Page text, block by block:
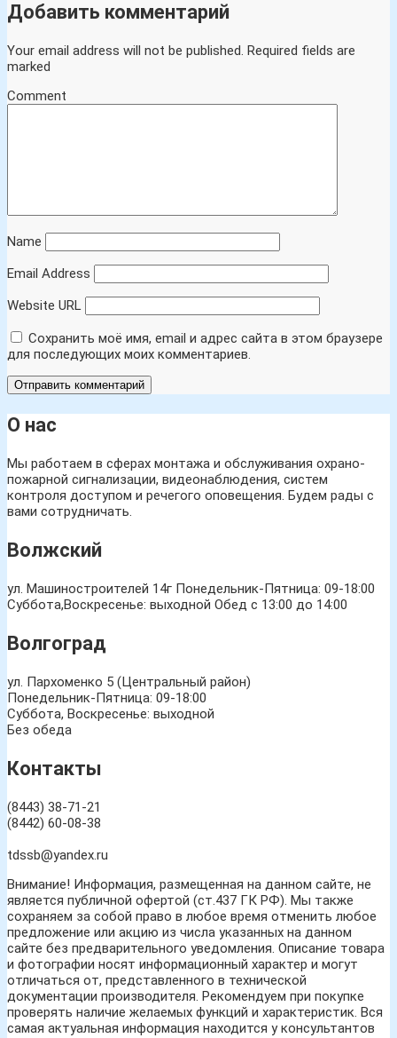
Добавить комментарий
Your email address will not be published. Required fields are
marked
Comment
Name
Email Address
Website URL
Сохранить моё имя, email и адрес сайта в этом браузере
для последующих моих комментариев.
О нас
Мы работаем в сферах монтажа и обслуживания охрано-
пожарной сигнализации, видеонаблюдения, систем
контроля доступом и речегого оповещения. Будем рады с
вами сотрудничать.
Волжский
ул. Машиностроителей 14г Понедельник-Пятница: 09-18:00
Суббота,Воскресенье: выходной Обед с 13:00 до 14:00
Волгоград
ул. Пархоменко 5 (Центральный район)
Понедельник-Пятница: 09-18:00
Суббота, Воскресенье: выходной
Без обеда
Контакты
(8443) 38-71-21
(8442) 60-08-38
tdssb@yandex.ru
Внимание! Информация, размещенная на данном сайте, не
является публичной офертой (ст.437 ГК РФ). Мы также
сохраняем за собой право в любое время отменить любое
предложение или акцию из числа указанных на данном
сайте без предварительного уведомления. Описание товара
и фотографии носят информационный характер и могут
отличаться от, представленного в технической
документации производителя. Рекомендуем при покупке
проверять наличие желаемых функций и характеристик. Вся
самая актуальная информация находится у консультантов